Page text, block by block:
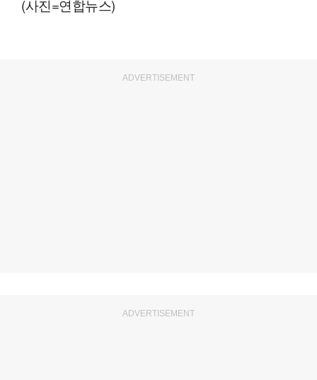
(사진=연합뉴스)
ADVERTISEMENT
ADVERTISEMENT